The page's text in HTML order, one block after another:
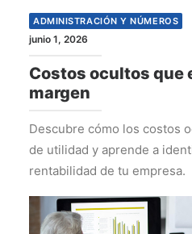
ADMINISTRACIÓN Y NÚMEROS
junio 1, 2026
Costos ocultos que
margen
Descubre cómo los costos
de utilidad y aprende a
rentabilidad de tu empresa.